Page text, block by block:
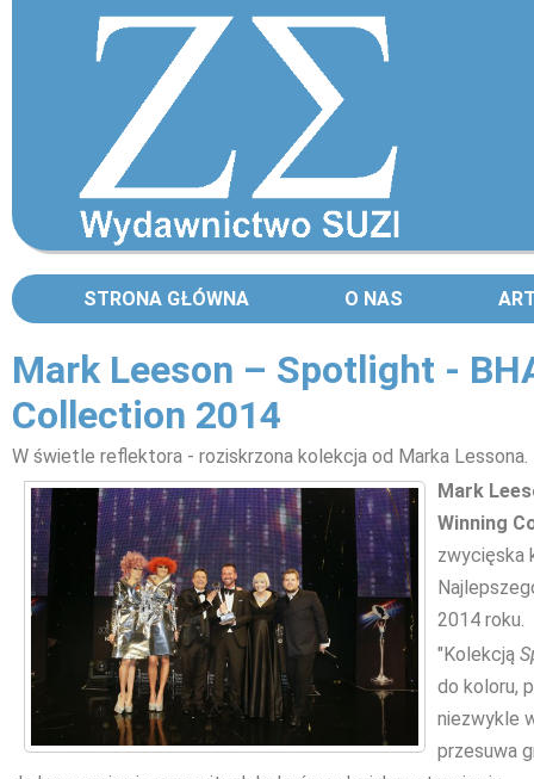
STRONA GŁÓWNA O NAS
Mark Leeson – Spotlight -
Collection 2014
W świetle reflektora - roziskrzona kolekcja od Marka Lessona.
Mark
Winning
zwycięska
2014 roku.
"Kolekcją
do koloru,
niezwykle
przesuwa